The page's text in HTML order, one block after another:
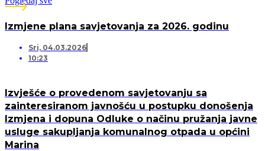
Izmjene plana savjetovanja za 2026. godinu
Sri, 04.03.2026
10:23
Izvješće o provedenom savjetovanju sa
zainteresiranom javnošću u postupku donošenja
Izmjena i dopuna Odluke o načinu pružanja javne
usluge sakupljanja komunalnog otpada u općini
Marina